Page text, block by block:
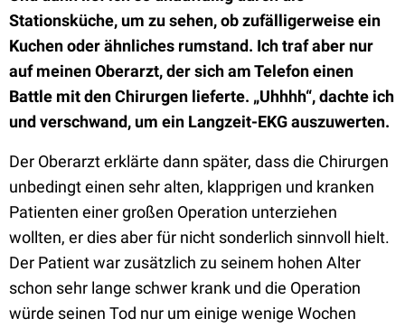
Stationsküche, um zu sehen, ob zufälligerweise ein
Kuchen oder ähnliches rumstand. Ich traf aber nur
auf meinen Oberarzt, der sich am Telefon einen
Battle mit den Chirurgen lieferte. „Uhhhh“, dachte ich
und verschwand, um ein Langzeit-EKG auszuwerten.
Der Oberarzt erklärte dann später, dass die Chirurgen
unbedingt einen sehr alten, klapprigen und kranken
Patienten einer großen Operation unterziehen
wollten, er dies aber für nicht sonderlich sinnvoll hielt.
Der Patient war zusätzlich zu seinem hohen Alter
schon sehr lange schwer krank und die Operation
würde seinen Tod nur um einige wenige Wochen